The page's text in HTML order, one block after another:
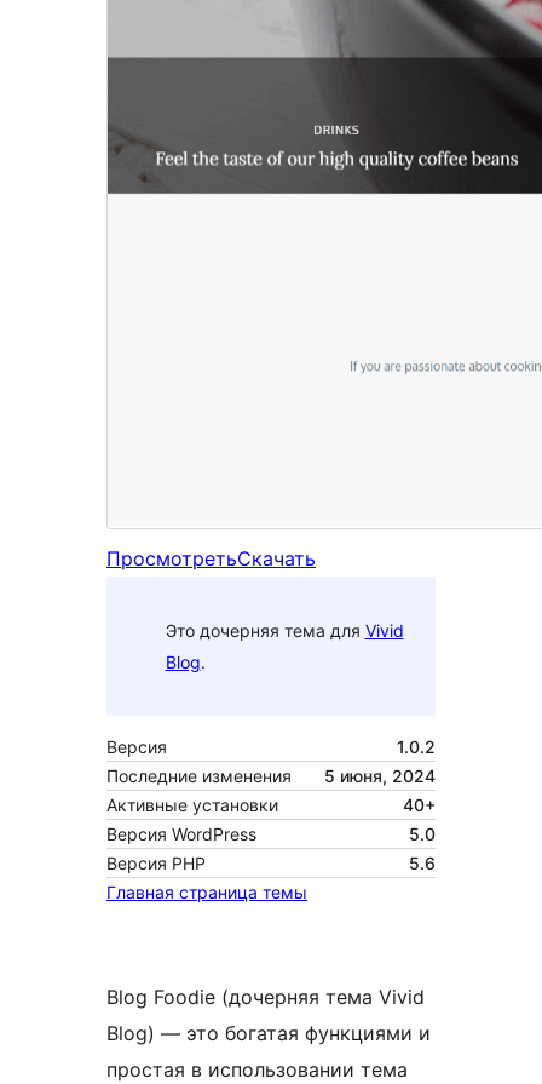
ПросмотретьСкачать
Это дочерняя тема для Vivid
Blog.
Версия
1.0.2
Последние изменения
5 июня, 2024
Активные установки
40+
Версия WordPress
5.0
Версия PHP
5.6
Главная страница темы
Blog Foodie (дочерняя тема Vivid
Blog) — это богатая функциями и
простая в использовании тема